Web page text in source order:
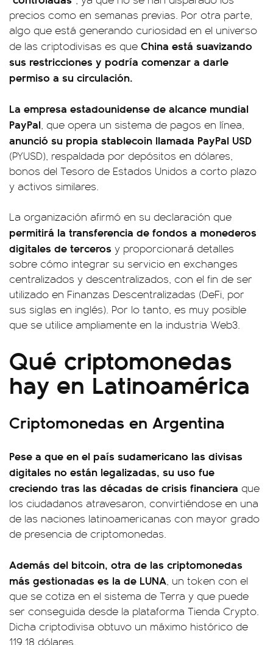
precios como en semanas previas. Por otra parte,
algo que está generando curiosidad en el universo
de las criptodivisas es que China está suavizando
sus restricciones y podría comenzar a darle
permiso a su circulación.
La empresa estadounidense de alcance mundial
PayPal, que opera un sistema de pagos en línea,
anunció su propia stablecoin llamada PayPal USD
(PYUSD), respaldada por depósitos en dólares,
bonos del Tesoro de Estados Unidos a corto plazo
y activos similares.
La organización afirmó en su declaración que
permitirá la transferencia de fondos a monederos
digitales de terceros y proporcionará detalles
sobre cómo integrar su servicio en exchanges
centralizados y descentralizados, con el fin de ser
utilizado en Finanzas Descentralizadas (DeFi, por
sus siglas en inglés). Por lo tanto, es muy posible
que se utilice ampliamente en la industria Web3.
Qué criptomonedas
hay en Latinoamérica
Criptomonedas en Argentina
Pese a que en el país sudamericano las divisas
digitales no están legalizadas, su uso fue
creciendo tras las décadas de crisis financiera que
los ciudadanos atravesaron, convirtiéndose en una
de las naciones latinoamericanas con mayor grado
de presencia de criptomonedas.
Además del bitcoin, otra de las criptomonedas
más gestionadas es la de LUNA, un token con el
que se cotiza en el sistema de Terra y que puede
ser conseguida desde la plataforma Tienda Crypto.
Dicha criptodivisa obtuvo un máximo histórico de
119.18 dólares.